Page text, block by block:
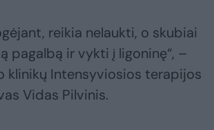
reikia nelaukti, o skubiai
pagalbą ir vykti į ligoninę“, –
klinikų Intensyviosios terapijos
Vidas Pilvinis.